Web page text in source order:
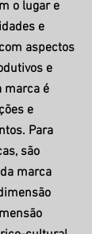
o lugar e
e
aspectos
e
marca é
e
Para
são
marca